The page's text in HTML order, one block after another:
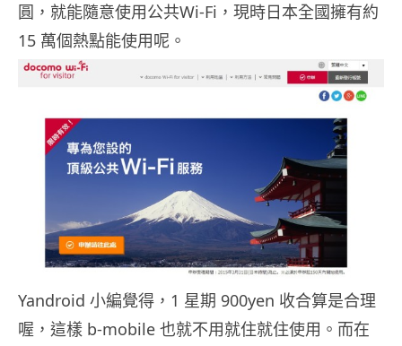
圓，就能隨意使用公共Wi-Fi，現時日本全國擁有約
15 萬個熱點能使用呢。
Yandroid 小編覺得，1 星期 900yen 收合算是合理
喔，這樣 b-mobile 也就不用就住就住使用。而在